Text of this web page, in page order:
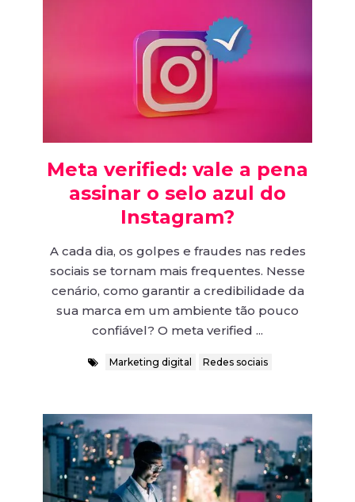
Meta verified: vale a pena
assinar o selo azul do
Instagram?
A cada dia, os golpes e fraudes nas redes
sociais se tornam mais frequentes. Nesse
cenário, como garantir a credibilidade da
sua marca em um ambiente tão pouco
confiável? O meta verified ...
Marketing digital Redes sociais